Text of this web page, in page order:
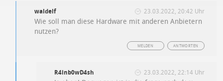
waldelf 23.03.2022, 20:42 Uhr
Wie soll man diese Hardware mit anderen Anbietern
nutzen?
ANTWORTEN
MELDEN
R4inb0wD4sh 23.03.2022, 22:14 Uhr